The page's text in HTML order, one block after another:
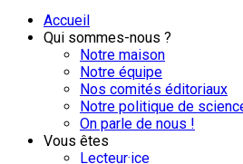
Accueil
Qui sommes-nous ?
Notre maison
Notre équipe
Nos comités éditoriaux
Notre politique de
On parle de nous !
Vous êtes
Lecteur·ice